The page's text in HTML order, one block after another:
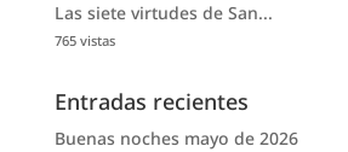
Las siete virtudes de San...
765 vistas
Entradas recientes
Buenas noches mayo de 2026